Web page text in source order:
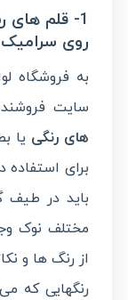
1- قلم های
روی
به فروشگاه
سایت
های رنگی یا
برای
باید در
مختلف نوک
از رنگ ها و
رنگهایی که